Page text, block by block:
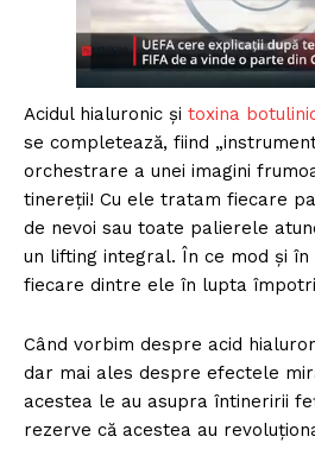
Acidul hialuronic şi toxina
se completează, fiind
orchestrare a unei imagini
tinereţii! Cu ele tratam fiecare
de nevoi sau toate palierele
un lifting integral. În ce mod şi în
fiecare dintre ele în lupta
Când vorbim despre acid
dar mai ales despre efectele
acestea le au asupra întineririi
rezerve că acestea au